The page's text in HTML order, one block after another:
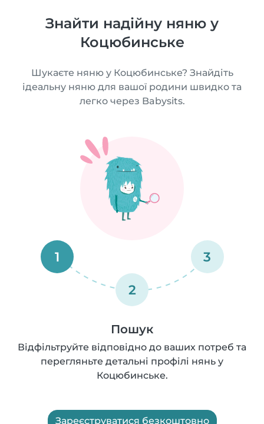
Знайти надійну няню у
Коцюбинське
Шукаєте няню у Коцюбинське? Знайдіть
ідеальну няню для вашої родини швидко та
легко через Babysits.
1
2
3
Пошук
Відфільтруйте відповідно до ваших потреб та
перегляньте детальні профілі нянь у
Коцюбинське.
Зареєструватися безкоштовно